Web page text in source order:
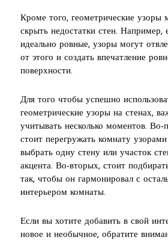
Кроме того, геометрические узоры
скрыть недостатки стен. Например,
идеально ровные, узоры могут
от этого и создать впечатление
поверхности.
Для того чтобы успешно
геометрические узоры на стенах,
учитывать несколько моментов. Во-
стоит перегружать комнату
выбрать одну стену или участок
акцента. Во-вторых, стоит
так, чтобы он гармонировал с
интерьером комнаты.
Если вы хотите добавить в свой
новое и необычное, обратите